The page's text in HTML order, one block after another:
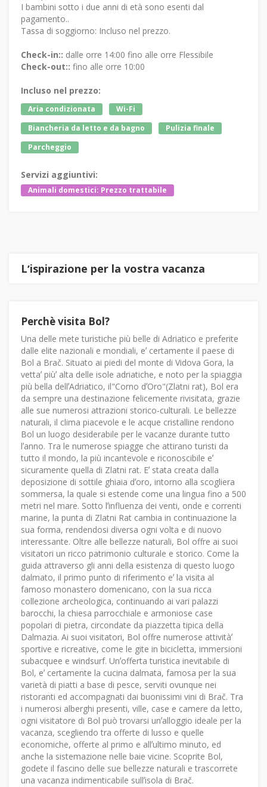
I bambini sotto i due anni di età sono esenti dal
pagamento..
Tassa di soggiorno: Incluso nel prezzo.
Check-in:: dalle orre 14:00 fino alle orre Flessibile
Check-out:: fino alle orre 10:00
Incluso nel prezzo:
Aria condizionata
Wi-Fi
Biancheria da letto e da bagno
Pulizia finale
Parcheggio
Servizi aggiuntivi:
Animali domestici: Prezzo trattabile
Lʼispirazione per la vostra vacanza
Perchè visita Bol?
Una delle mete turistiche più belle di Adriatico e preferite
dalle elite nazionali e mondiali, eʼ certamente il paese di
Bol a Brač. Situato ai piedi del monte di Vidova Gora, la
vettaʼ piùʼ alta delle isole adriatiche, e noto per la spiaggia
più bella dellʼAdriatico, il"Corno dʼOro"(Zlatni rat), Bol era
da sempre una destinazione felicemente rivisitata, grazie
alle sue numerosi attrazioni storico-culturali. Le bellezze
naturali, il clima piacevole e le acque cristalline rendono
Bol un luogo desiderabile per le vacanze durante tutto
lʼanno. Tra le numerose spiagge che attirano turisti da
tutto il mondo, la più incantevole e riconoscibile eʼ
sicuramente quella di Zlatni rat. Eʼ stata creata dalla
deposizione di sottile ghiaia dʼoro, intorno alla scogliera
sommersa, la quale si estende come una lingua fino a 500
metri nel mare. Sotto lʼinfluenza dei venti, onde e correnti
marine, la punta di Zlatni Rat cambia in continuazione la
sua forma, rendendosi diversa ogni volta e di nuovo
interessante. Oltre alle bellezze naturali, Bol offre ai suoi
visitatori un ricco patrimonio culturale e storico. Come la
guida attraverso gli anni della esistenza di questo luogo
dalmato, il primo punto di riferimento eʼ la visita al
famoso monastero domenicano, con la sua ricca
collezione archeologica, continuando ai vari palazzi
barocchi, la chiesa parrocchiale e armoniose case
popolari di pietra, circondate da piazzetta tipica della
Dalmazia. Ai suoi visitatori, Bol offre numerose attivitàʼ
sportive e ricreative, come le gite in bicicletta, immersioni
subacquee e windsurf. Unʼofferta turistica inevitabile di
Bol, eʼ certamente la cucina dalmata, famosa per la sua
varietà di piatti a base di pesce, serviti ovunque nei
ristoranti ed accompagnati dai buonissimi vini di Brač. Tra
i numerosi alberghi presenti, ville, case e camere da letto,
ogni visitatore di Bol può trovarsi unʼalloggio ideale per la
vacanza, scegliendo tra offerte di lusso e quelle
economiche, offerte al primo e allʼultimo minuto, ed
anche la sistemazione nelle baie vicine. Scoprite Bol,
godete il fascino delle sue bellezze naturali e trascorrete
una vacanza indimenticabile sullʼisola di Brač.